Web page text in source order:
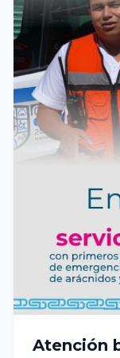
Atención